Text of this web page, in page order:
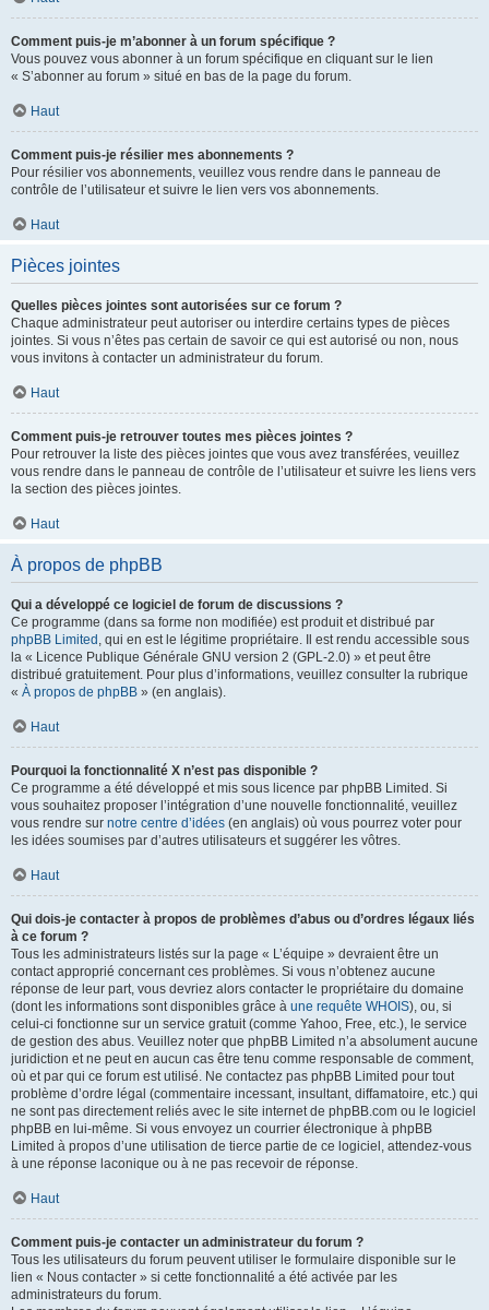
Comment puis-je m’abonner à un forum spécifique ?
Vous pouvez vous abonner à un forum spécifique en cliquant sur le lien
« S’abonner au forum » situé en bas de la page du forum.
Haut
Comment puis-je résilier mes abonnements ?
Pour résilier vos abonnements, veuillez vous rendre dans le panneau de
contrôle de l’utilisateur et suivre le lien vers vos abonnements.
Haut
Pièces jointes
Quelles pièces jointes sont autorisées sur ce forum ?
Chaque administrateur peut autoriser ou interdire certains types de pièces
jointes. Si vous n’êtes pas certain de savoir ce qui est autorisé ou non, nous
vous invitons à contacter un administrateur du forum.
Haut
Comment puis-je retrouver toutes mes pièces jointes ?
Pour retrouver la liste des pièces jointes que vous avez transférées, veuillez
vous rendre dans le panneau de contrôle de l’utilisateur et suivre les liens vers
la section des pièces jointes.
Haut
À propos de phpBB
Qui a développé ce logiciel de forum de discussions ?
Ce programme (dans sa forme non modifiée) est produit et distribué par
phpBB Limited , qui en est le légitime propriétaire. Il est rendu accessible sous
la « Licence Publique Générale GNU version 2 (GPL-2.0) » et peut être
distribué gratuitement. Pour plus d’informations, veuillez consulter la rubrique
« À propos de phpBB » (en anglais).
Haut
Pourquoi la fonctionnalité X n’est pas disponible ?
Ce programme a été développé et mis sous licence par phpBB Limited. Si
vous souhaitez proposer l’intégration d’une nouvelle fonctionnalité, veuillez
vous rendre sur notre centre d’idées (en anglais) où vous pourrez voter pour
les idées soumises par d’autres utilisateurs et suggérer les vôtres.
Haut
Qui dois-je contacter à propos de problèmes d’abus ou d’ordres légaux liés
à ce forum ?
Tous les administrateurs listés sur la page « L’équipe » devraient être un
contact approprié concernant ces problèmes. Si vous n’obtenez aucune
réponse de leur part, vous devriez alors contacter le propriétaire du domaine
(dont les informations sont disponibles grâce à une requête WHOIS), ou, si
celui-ci fonctionne sur un service gratuit (comme Yahoo, Free, etc.), le service
de gestion des abus. Veuillez noter que phpBB Limited n’a absolument aucune
juridiction et ne peut en aucun cas être tenu comme responsable de comment,
où et par qui ce forum est utilisé. Ne contactez pas phpBB Limited pour tout
problème d’ordre légal (commentaire incessant, insultant, diffamatoire, etc.) qui
ne sont pas directement reliés avec le site internet de phpBB.com ou le logiciel
phpBB en lui-même. Si vous envoyez un courrier électronique à phpBB
Limited à propos d’une utilisation de tierce partie de ce logiciel, attendez-vous
à une réponse laconique ou à ne pas recevoir de réponse.
Haut
Comment puis-je contacter un administrateur du forum ?
Tous les utilisateurs du forum peuvent utiliser le formulaire disponible sur le
lien « Nous contacter » si cette fonctionnalité a été activée par les
administrateurs du forum.